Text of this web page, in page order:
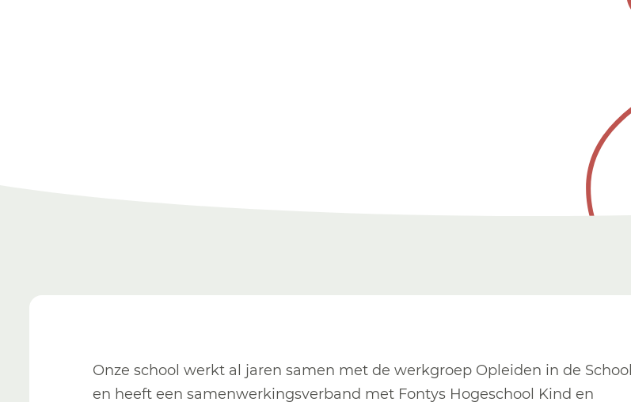
Onze school werkt al jaren samen met de werkgroep Opleiden in de School
en heeft een samenwerkingsverband met Fontys Hogeschool Kind en